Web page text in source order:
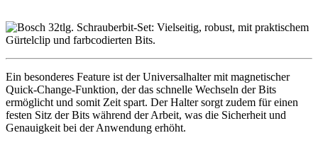
Ein besonderes Feature ist der Universalhalter mit magnetischer
Quick-Change-Funktion, der das schnelle Wechseln der Bits
ermöglicht und somit Zeit spart. Der Halter sorgt zudem für einen
festen Sitz der Bits während der Arbeit, was die Sicherheit und
Genauigkeit bei der Anwendung erhöht.